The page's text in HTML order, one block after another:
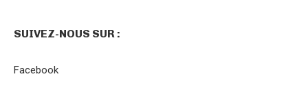
SUIVEZ-NOUS SUR :
Facebook